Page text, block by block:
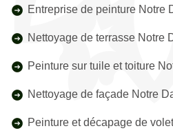
Entreprise de peinture Notre
Nettoyage de terrasse Notre
Peinture sur tuile et toiture
Nettoyage de façade Notre
Peinture et décapage de